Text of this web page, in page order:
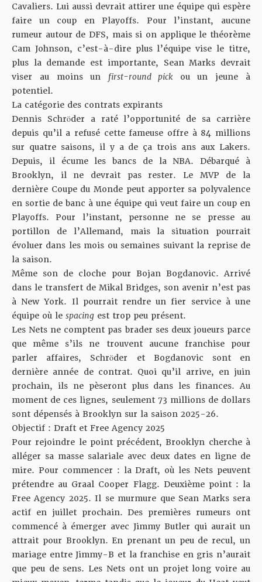
Cavaliers. Lui aussi devrait attirer une équipe qui espère
faire un coup en Playoffs. Pour l’instant, aucune
rumeur autour de DFS, mais si on applique le théorème
Cam Johnson, c’est-à-dire plus l’équipe vise le titre,
plus la demande est importante, Sean Marks devrait
viser au moins un first-round pickou un jeune à
potentiel.
La catégorie des contrats expirants
Dennis Schröder a raté l’opportunité de sa carrière
depuis qu’il a refusé cette fameuse offre à 84 millions
sur quatre saisons, il y a de ça trois ans aux Lakers.
Depuis, il écume les bancs de la NBA. Débarqué à
Brooklyn, il ne devrait pas rester. Le MVP de la
dernière Coupe du Monde peut apporter sa polyvalence
en sortie de banc à une équipe qui veut faire un coup en
Playoffs. Pour l’instant, personne ne se presse au
portillon de l’Allemand, mais la situation pourrait
évoluer dans les mois ou semaines suivant la reprise de
la saison.
Même son de cloche pour Bojan Bogdanovic. Arrivé
dans le transfert de Mikal Bridges, son avenir n’est pas
à New York. Il pourrait rendre un fier service à une
équipe où le spacing est trop peu présent.
Les Nets ne comptent pas brader ses deux joueurs parce
que même s’ils ne trouvent aucune franchise pour
parler affaires, Schröder et Bogdanovic sont en
dernière année de contrat. Quoi qu’il arrive, en juin
prochain, ils ne pèseront plus dans les finances. Au
moment de ces lignes, seulement 73 millions de dollars
sont dépensés à Brooklyn sur la saison 2025-26.
Objectif : Draft et Free Agency 2025
Pour rejoindre le point précédent, Brooklyn cherche à
alléger sa masse salariale avec deux dates en ligne de
mire. Pour commencer : la Draft, où les Nets peuvent
prétendre au Graal Cooper Flagg. Deuxième point : la
Free Agency 2025. Il se murmure que Sean Marks sera
actif en juillet prochain. Des premières rumeurs ont
commencé à émerger avec Jimmy Butler qui aurait un
attrait pour Brooklyn. En prenant un peu de recul, un
mariage entre Jimmy-B et la franchise en gris n’aurait
que peu de sens. Les Nets ont un projet long voire au